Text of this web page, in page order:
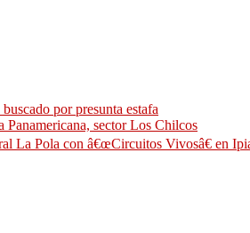
por presunta estafa
sector Los Chilcos
La Pola con â€œCircuitos Vivosâ€ en